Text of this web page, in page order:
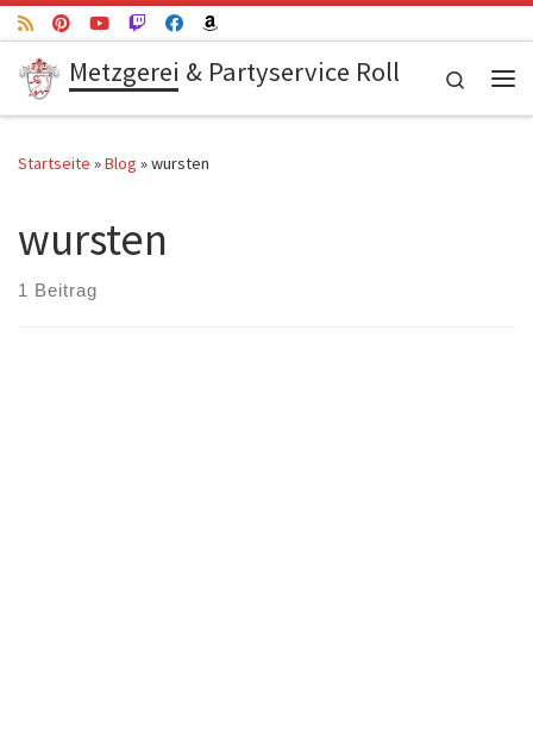
Zum Inhalt springen
Metzgerei & Partyservice Roll
Search
Startseite »Blog »wursten
wursten
1 Beitrag